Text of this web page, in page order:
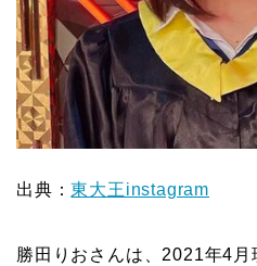
出典：東大王instagram
勝田りおさんは、2021年4